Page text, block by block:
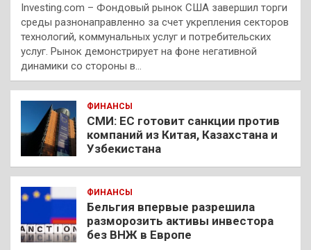
Investing.com – Фондовый рынок США завершил торги
среды разнонаправленно за счет укрепления секторов
технологий, коммунальных услуг и потребительских
услуг. Рынок демонстрирует на фоне негативной
динамики со стороны в…
ФИНАНСЫ
СМИ: ЕС готовит санкции против
компаний из Китая, Казахстана и
Узбекистана
ФИНАНСЫ
Бельгия впервые разрешила
разморозить активы инвестора
без ВНЖ в Европе